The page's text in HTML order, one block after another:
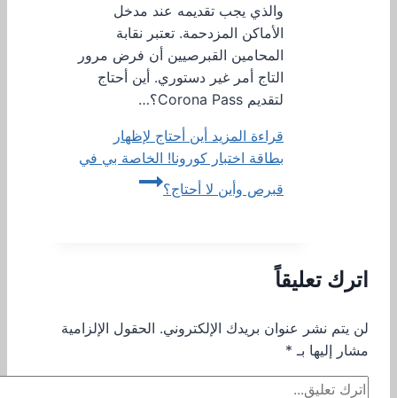
والذي يجب تقديمه عند مدخل
الأماكن المزدحمة. تعتبر نقابة
المحامين القبرصيين أن فرض مرور
التاج أمر غير دستوري. أين أحتاج
لتقديم Corona Pass؟…
قراءة المزيد أين أحتاج لإظهار
بطاقة اختبار كورونا! الخاصة بي في
قبرص وأين لا أحتاج؟
اترك تعليقاً
لن يتم نشر عنوان بريدك الإلكتروني. الحقول الإلزامية
مشار إليها بـ *